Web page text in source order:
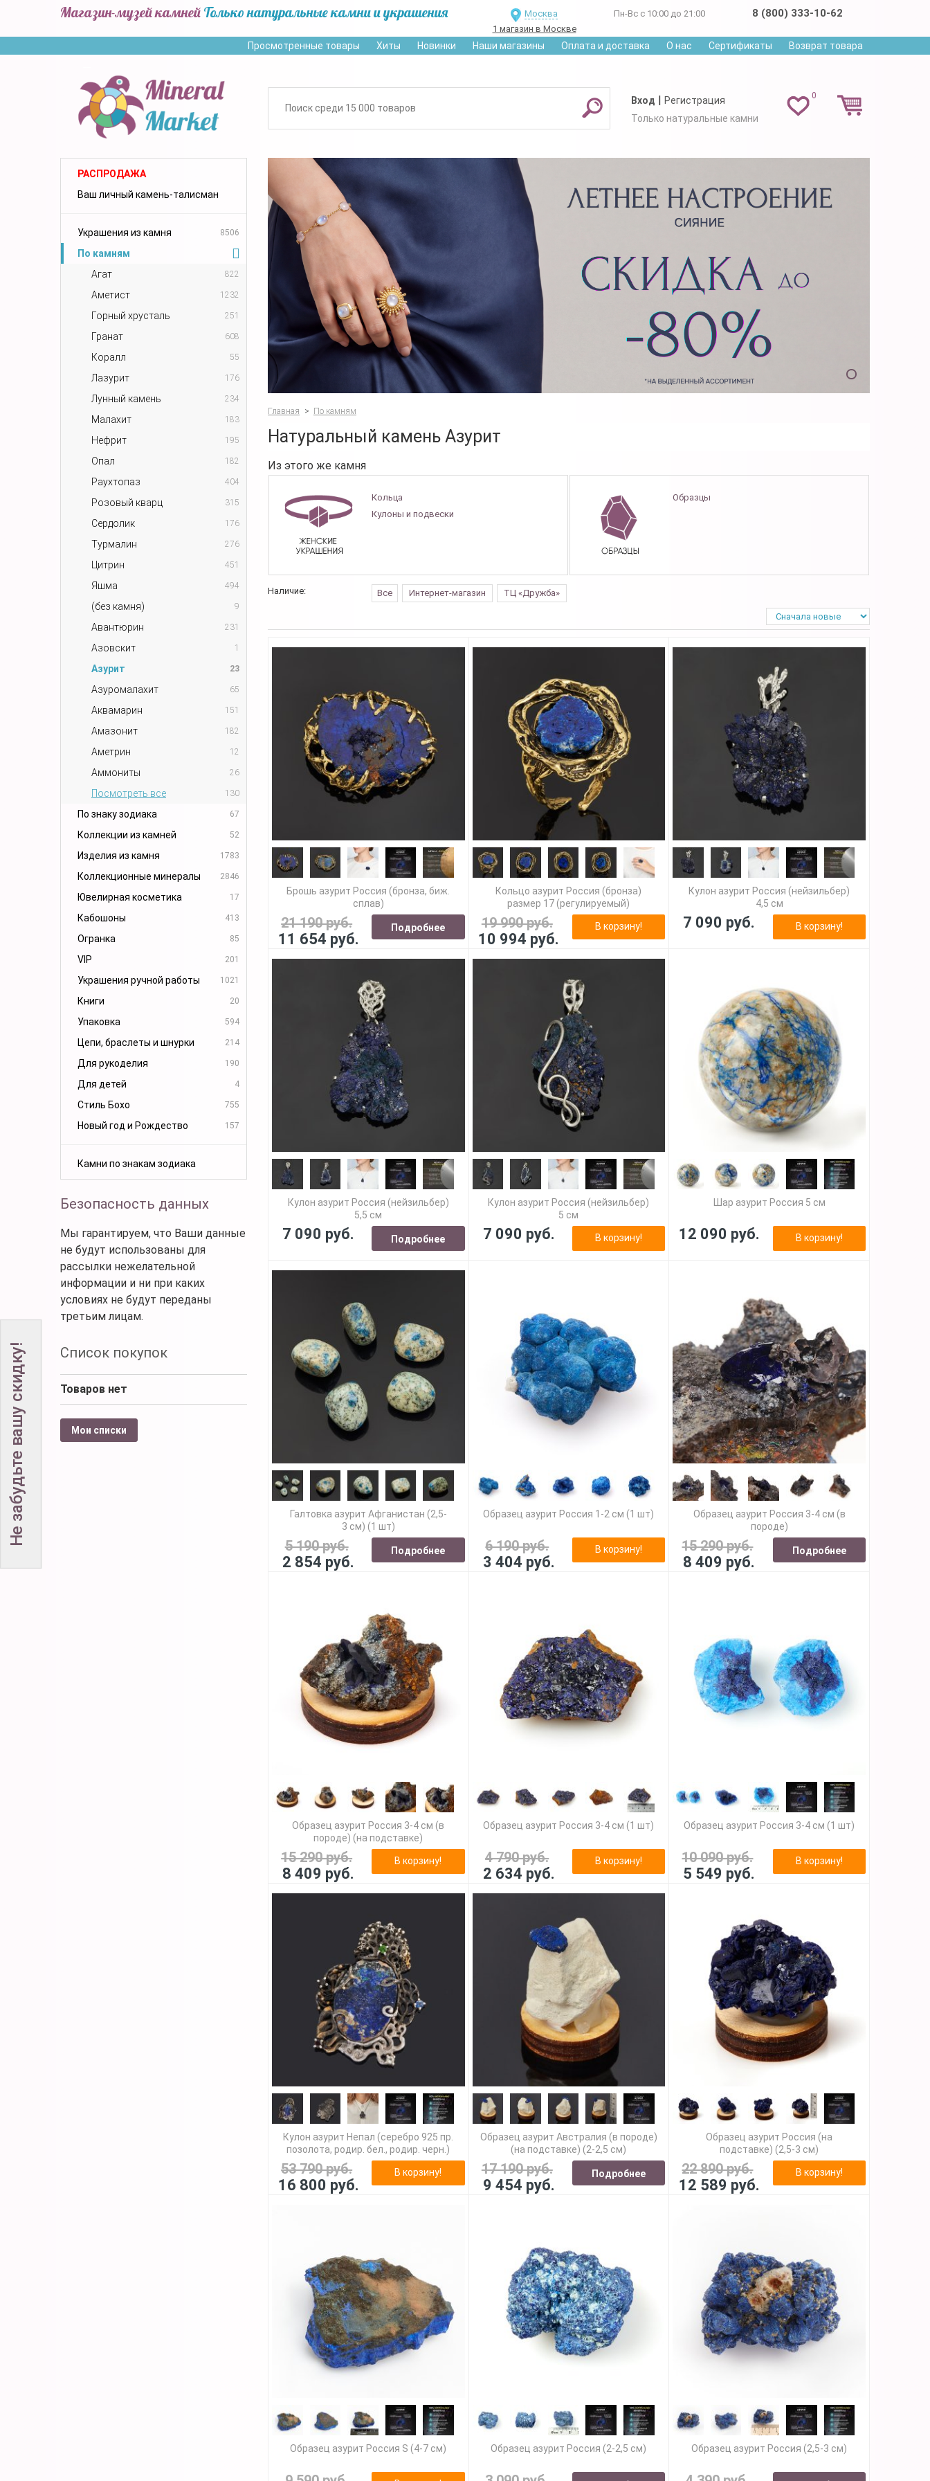
Магазин-музей камней Только натуральные камни и украшения
Москва
1 магазин в Москве
Пн-Вс с 10:00 до 21:00 8 (800) 333-10-62
Просмотренные товары Хиты Новинки Наши магазины Оплата и доставка О нас Сертификаты Возврат товара
0
Вход | Регистрация
Только натуральные камни
РАСПРОДАЖА
Ваш личный камень-талисман
Украшения из камня 8506
По камням
Агат
822
Аметист 1232
Горный хрусталь 251
Гранат 608
Коралл 55
Лазурит 176
Лунный камень 234
Малахит 183
Нефрит 195
Опал 182
Раухтопаз 404
Розовый кварц 315
Сердолик 176
Турмалин 276
Цитрин 451
Яшма 494
(без камня) 9
Авантюрин 231
Азовскит 1
Азурит 23
Азуромалахит 65
Аквамарин 151
Амазонит 182
Аметрин 12
Аммониты 26
Посмотреть все 130
По знаку зодиака 67
Коллекции из камней 52
Изделия из камня 1783
Коллекционные минералы 2846
Ювелирная косметика 17
Кабошоны 413
Огранка 85
VIP 201
Украшения ручной работы 1021
Книги 20
Упаковка 594
Цепи, браслеты и шнурки 214
Для рукоделия 190
Для детей 4
Стиль Бохо 755
Новый год и Рождество 157
Камни по знакам зодиака
Безопасность данных
Мы гарантируем, что Ваши данные
не будут использованы для
рассылки нежелательной
информации и ни при каких
условиях не будут переданы
третьим лицам.
Список покупок
Товаров нет
Мои списки
Главная > По камням
Натуральный камень Азурит
Из этого же камня
Кольца
Кулоны и подвески
Образцы
Наличие: Все Интернет-магазин ТЦ «Дружба»
Брошь азурит Россия (бронза, биж.
сплав)
21 190 руб.
11 654 руб.
Подробнее
Кольцо азурит Россия (бронза)
размер 17 (регулируемый)
19 990 руб.
10 994 руб.
В корзину!
Кулон азурит Россия (нейзильбер)
4,5 см
7 090 руб. В корзину!
Кулон азурит Россия (нейзильбер)
5,5 см
7 090 руб. Подробнее
Кулон азурит Россия (нейзильбер)
5 см
7 090 руб. В корзину!
Шар азурит Россия 5 см
12 090 руб. В корзину!
Галтовка азурит Афганистан (2,5-
3 см) (1 шт)
5 190 руб.
2 854 руб.
Подробнее
Образец азурит Россия 1-2 см (1 шт)
6 190 руб.
3 404 руб.
В корзину!
Образец азурит Россия 3-4 см (в
породе)
15 290 руб.
8 409 руб.
Подробнее
Образец азурит Россия 3-4 см (в
породе) (на подставке)
15 290 руб.
8 409 руб.
В корзину!
Образец азурит Россия 3-4 см (1 шт)
4 790 руб.
2 634 руб.
В корзину!
Образец азурит Россия 3-4 см (1 шт)
10 090 руб.
5 549 руб.
В корзину!
Кулон азурит Непал (серебро 925 пр.
позолота, родир. бел., родир. черн.)
53 790 руб.
16 800 руб.
В корзину!
Образец азурит Австралия (в породе)
(на подставке) (2-2,5 см)
17 190 руб.
9 454 руб.
Подробнее
Образец азурит Россия (на
подставке) (2,5-3 см)
22 890 руб.
12 589 руб.
В корзину!
Образец азурит Россия S (4-7 см) Образец азурит Россия (2-2,5 см) Образец азурит Россия (2,5-3 см)
Не забудьте вашу скидку!